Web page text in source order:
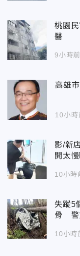
桃園
醫
9小時前
高雄
10小時
影/新
開太
10小時
失蹤5
骨 警
10小時